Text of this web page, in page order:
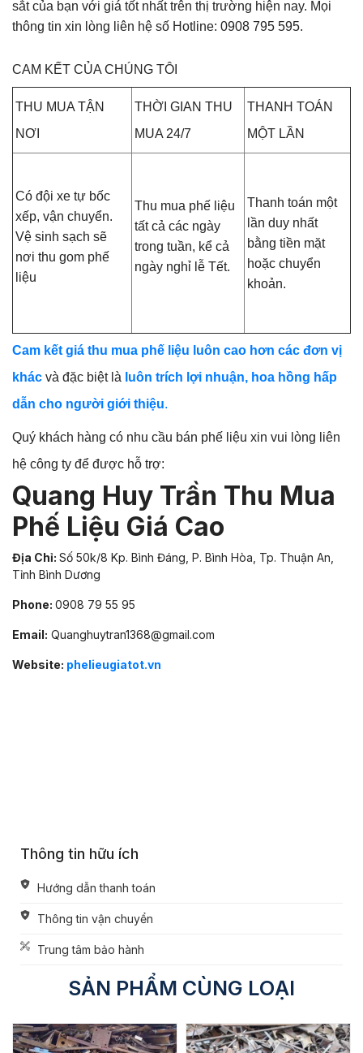
sắt của bạn với giá tốt nhất trên thị trường hiện nay. Mọi
thông tin xin lòng liên hệ số Hotline: 0908 795 595.
CAM KẾT CỦA CHÚNG TÔI
THU MUA TẬN
NƠI
THỜI GIAN THU
MUA 24/7
THANH TOÁN
MỘT LẦN
Có đội xe tự bốc
xếp, vận chuyển.
Vệ sinh sạch sẽ
nơi thu gom phế
liệu
Thu mua phế liệu
tất cả các ngày
trong tuần, kể cả
ngày nghỉ lễ Tết.
Thanh toán một
lần duy nhất
bằng tiền mặt
hoặc chuyển
khoản.
Cam kết giá thu mua phế liệu luôn cao hơn các đơn vị
khác và đặc biệt là luôn trích lợi nhuận, hoa hồng hấp
dẫn cho người giới thiệu.
Quý khách hàng có nhu cầu bán phế liệu xin vui lòng liên
hệ công ty để được hỗ trợ:
Quang Huy Trần Thu Mua
Phế Liệu Giá Cao
Địa Chỉ: Số 50k/8 Kp. Bình Đáng, P. Bình Hòa, Tp. Thuận An,
Tỉnh Bình Dương
Phone: 0908 79 55 95
Email: Quanghuytran1368@gmail.com
Website: phelieugiatot.vn
Thông tin hữu ích
Hướng dẫn thanh toán
Thông tin vận chuyển
Trung tâm bảo hành
SẢN PHẨM CÙNG LOẠI